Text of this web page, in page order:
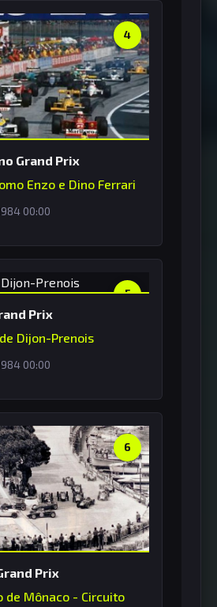
4
Grand Prix
Enzo e Dino Ferrari
00:00
5
Prix
Dijon-Prenois
00:00
6
Prix
de Mônaco - Circuito